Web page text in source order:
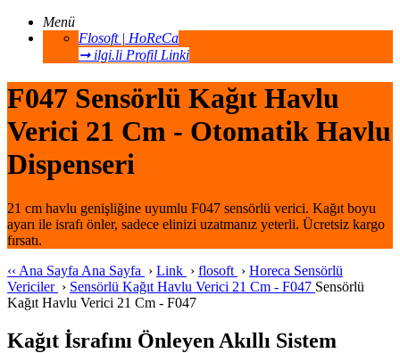
Menü
Flosoft | HoReCa
➞ ilgi.li Profil Linki
F047 Sensörlü Kağıt Havlu
Verici 21 Cm - Otomatik Havlu
Dispenseri
21 cm havlu genişliğine uyumlu F047 sensörlü verici. Kağıt boyu
ayarı ile israfı önler, sadece elinizi uzatmanız yeterli. Ücretsiz kargo
fırsatı.
‹‹ Ana Sayfa Ana Sayfa › Link › flosoft › Horeca Sensörlü
Vericiler › Sensörlü Kağıt Havlu Verici 21 Cm - F047 Sensörlü
Kağıt Havlu Verici 21 Cm - F047
Kağıt İsrafını Önleyen Akıllı Sistem